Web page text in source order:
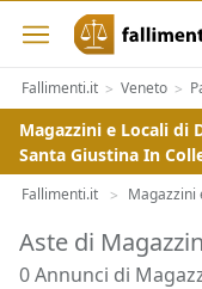
Fallimenti.it > Veneto >
Magazzini e Locali di
Santa Giustina In
Fallimenti.it > Magazzini